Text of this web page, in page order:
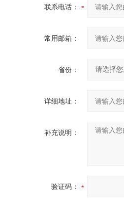
联系电话：
常用邮箱：
省份：
详细地址：
补充说明：
验证码：